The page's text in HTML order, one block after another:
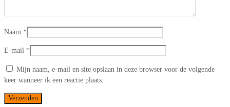
Naam *
E-mail *
Mijn naam, e-mail en site opslaan in deze browser voor de volgende
keer wanneer ik een reactie plaats.